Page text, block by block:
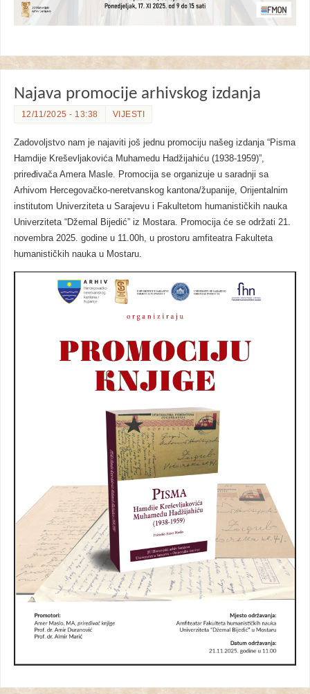
Najava promocije arhivskog izdanja
12/11/2025 - 13:38 VIJESTI
Zadovoljstvo nam je najaviti još jednu promociju našeg izdanja “Pisma
Hamdije Kreševljakovića Muhamedu Hadžijahiću (1938-1959)”,
priređivača Amera Masle. Promocija se organizuje u saradnji sa
Arhivom Hercegovačko-neretvanskog kantona/županije, Orijentalnim
institutom Univerziteta u Sarajevu i Fakultetom humanističkih nauka
Univerziteta “Džemal Bijedić” iz Mostara. Promocija će se održati 21.
novembra 2025. godine u 11.00h, u prostoru amfiteatra Fakulteta
humanističkih nauka u Mostaru.